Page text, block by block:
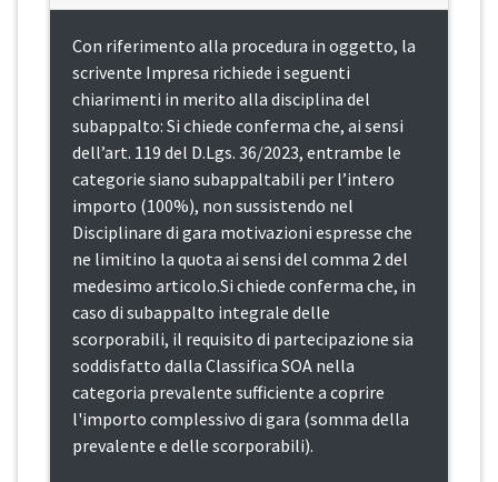
Con riferimento alla procedura in oggetto, la
scrivente Impresa richiede i seguenti
chiarimenti in merito alla disciplina del
subappalto: Si chiede conferma che, ai sensi
dell’art. 119 del D.Lgs. 36/2023, entrambe le
categorie siano subappaltabili per l’intero
importo (100%), non sussistendo nel
Disciplinare di gara motivazioni espresse che
ne limitino la quota ai sensi del comma 2 del
medesimo articolo.Si chiede conferma che, in
caso di subappalto integrale delle
scorporabili, il requisito di partecipazione sia
soddisfatto dalla Classifica SOA nella
categoria prevalente sufficiente a coprire
l'importo complessivo di gara (somma della
prevalente e delle scorporabili).